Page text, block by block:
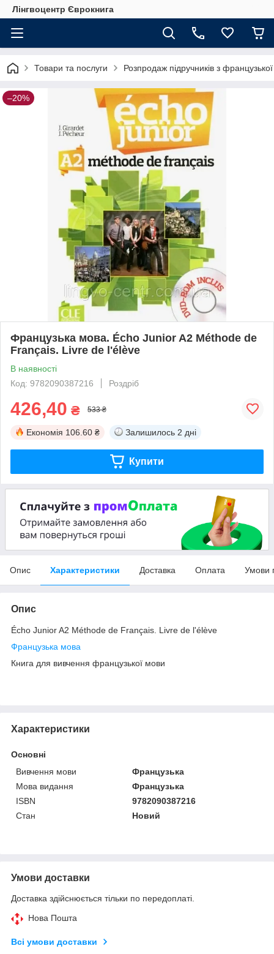
Лінгвоцентр Єврокнига
Товари та послуги Розпродаж підручників з
–20%
Французька мова. Écho Junior A2 Méthode de
Français. Livre de l'élève
В наявності
Код: 9782090387216
Роздріб
426,40 ₴ 533 ₴
Економія 106.60 ₴ Залишилось 2 дні
Купити
Опис Характеристики Доставка Оплата Умови
Опис
Écho Junior A2 Méthode de Français. Livre de l'élève
Французька мова
Книга для вивчення французької мови
Характеристики
Основні
Вивчення мови
Французька
Мова видання
Французька
ISBN
9782090387216
Стан
Новий
Умови доставки
Доставка здійснюється тільки по передоплаті.
Нова Пошта
Всі умови доставки